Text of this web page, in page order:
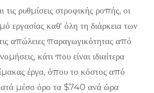
τις ρυθμίσεις στροφικής ροπής, οι
εργασίας καθ' όλη τη διάρκεια των
απώλειες παραγωγικότητας από
κάτι που είναι ιδιαίτερα
έργα, όπου το κόστος από
μέσο όρο τα $740 ανά ώρα